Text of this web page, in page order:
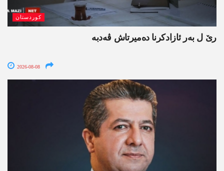
کوردستان
رێ ل بەر ئازادکرنا دەمیرتاش ڤەدبە
2026-08-08